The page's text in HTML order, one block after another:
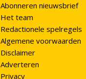
Abonneren nieuwsbrief
Het team
Redactionele spelregels
Algemene voorwaarden
Disclaimer
Adverteren
Privacy